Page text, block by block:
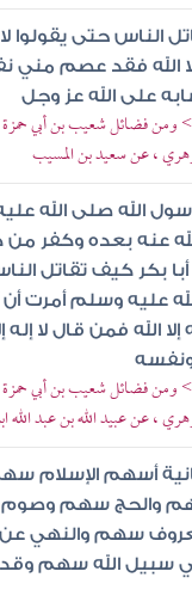
الناس حتى يقولوا لا
الله فقد عصم مني
على الله عز وجل
ومن فضائل شعيب بن أبي حمزة
، عن سعيد بن المسيب
الله صلى الله
عنه بعده وكفر
أبا بكر كيف تقاتل
عليه وسلم أمرت
إلا الله فمن قال لا
ومن فضائل شعيب بن أبي حمزة
، عن عبيد الله بن عبد الله
أسهم الإسلام
والحج سهم
سهم والنهي
سبيل الله سهم